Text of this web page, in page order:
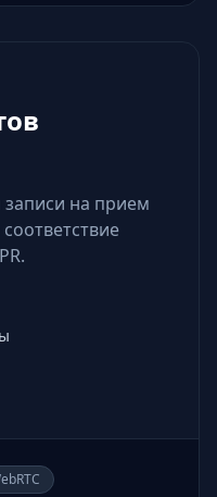
на прием